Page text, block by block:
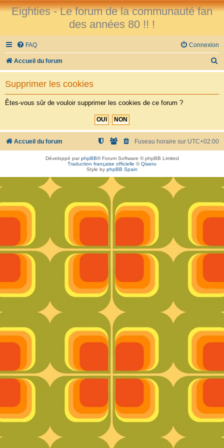
Eighties - Le forum de la communauté fan
des années 80 !! !
FAQ Connexion
Accueil du forum
e
h
r
Supprimer les cookies
Êtes-vous sûr de vouloir supprimer les cookies de ce forum ?
Accueil du forum Fuseau horaire sur UTC+02:00
Développé parphpBB® Forum Software © phpBB Limited
Traduction française officielle ©Qiaeru
Style by phpBB Spain